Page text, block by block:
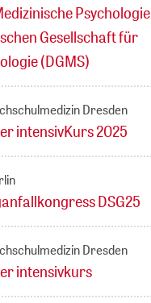
Psychologie
Gesellschaft für
(DGMS)
Dresden
intensivKurs 2025
DSG25
Dresden
intensivkurs